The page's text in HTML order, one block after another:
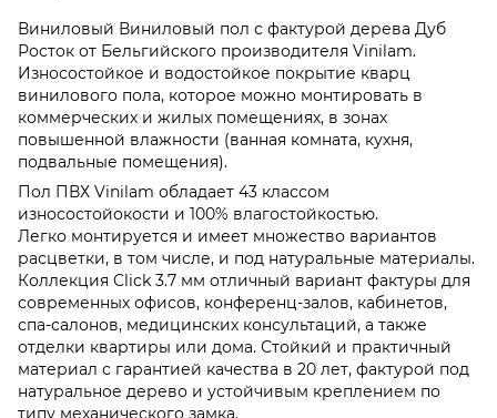
Виниловый Виниловый пол с фактурой дерева Дуб
Росток от Бельгийского производителя Vinilam.
Износостойкое и водостойкое покрытие кварц
винилового пола, которое можно монтировать в
коммерческих и жилых помещениях, в зонах
повышенной влажности (ванная комната, кухня,
подвальные помещения).
Пол ПВХ Vinilam обладает 43 классом
износостойокости и 100% влагостойкостью.
Легко монтируется и имеет множество вариантов
расцветки, в том числе, и под натуральные материалы.
Коллекция Click 3.7 мм отличный вариант фактуры для
современных офисов, конференц-залов, кабинетов,
спа-салонов, медицинских консультаций, а также
отделки квартиры или дома. Стойкий и практичный
материал с гарантией качества в 20 лет, фактурой под
натуральное дерево и устойчивым креплением по
типу механического замка.